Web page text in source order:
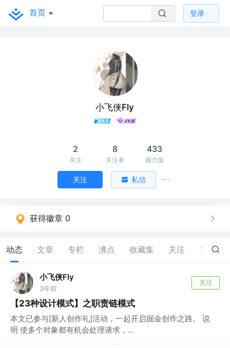
首页 登录
小飞侠Fly
2
关注
8
关注者
433
掘力值
关注 私信
获得徽章 0
动态 文章 专栏 沸点 收藏集 关注 15
小飞侠Fly
3年前
关注
【23种设计模式】之职责链模式
本文已参与[新人创作礼]活动，一起开启掘金创作之路。 说
明 使多个对象都有机会处理请求，...